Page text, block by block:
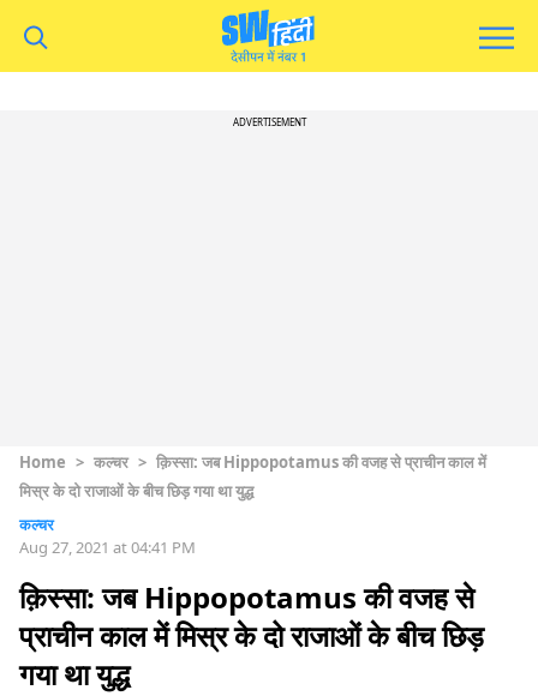
ADVERTISEMENT
Home > कल्चर > क़िस्सा: जब Hippopotamus की वजह से प्राचीन काल में
मिस्र के दो राजाओं के बीच छिड़ गया था युद्ध
कल्चर
Aug 27, 2021 at 04:41 PM
क़िस्सा: जब Hippopotamus की वजह से
प्राचीन काल में मिस्र के दो राजाओं के बीच छिड़
गया था युद्ध